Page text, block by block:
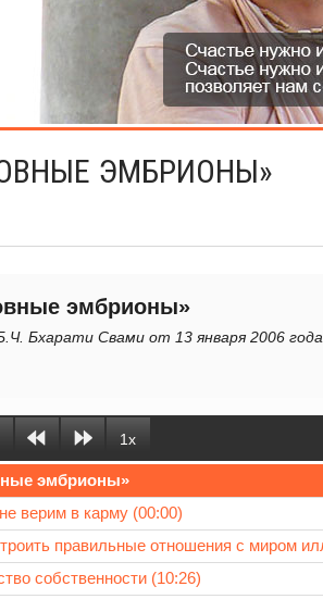
ЭМБРИОНЫ»
эмбрионы»
Бхарати Свами от 13 января 2006
1x
эмбрионы»
верим в карму (00:00)
правильные отношения с миром
собственности (10:26)